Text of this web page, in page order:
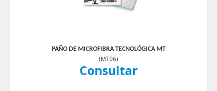
PAÑO DE MICROFIBRA TECNOLÓGICA MT
(MT06)
Consultar